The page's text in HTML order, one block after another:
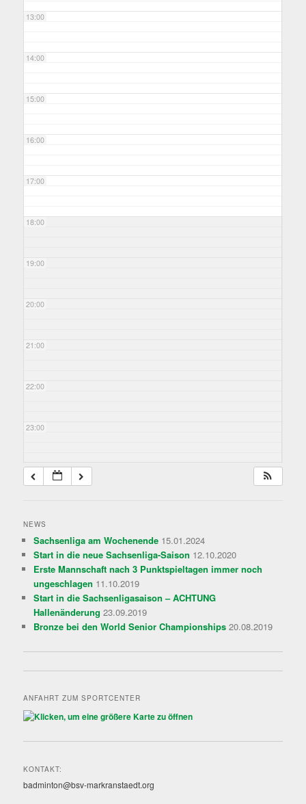
13:00
14:00
15:00
16:00
17:00
18:00
19:00
20:00
21:00
22:00
23:00
NEWS
Sachsenliga am Wochenende 15.01.2024
Start in die neue Sachsenliga-Saison 12.10.2020
Erste Mannschaft nach 3 Punktspieltagen immer noch
ungeschlagen 11.10.2019
Start in die Sachsenligasaison – ACHTUNG
Hallenänderung 23.09.2019
Bronze bei den World Senior Championships 20.08.2019
ANFAHRT ZUM SPORTCENTER
KONTAKT:
badminton@bsv-markranstaedt.org